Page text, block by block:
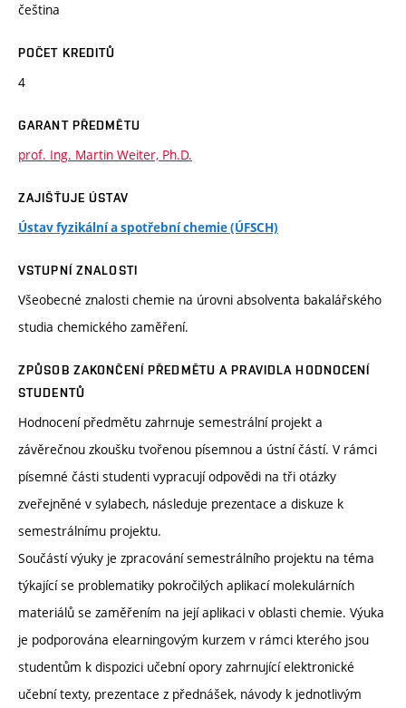
čeština
POČET KREDITŮ
4
GARANT PŘEDMĚTU
prof. Ing. Martin Weiter, Ph.D.
ZAJIŠŤUJE ÚSTAV
Ústav fyzikální a spotřební chemie (ÚFSCH)
VSTUPNÍ ZNALOSTI
Všeobecné znalosti chemie na úrovni absolventa bakalářského
studia chemického zaměření.
ZPŮSOB ZAKONČENÍ PŘEDMĚTU A PRAVIDLA HODNOCENÍ
STUDENTŮ
Hodnocení předmětu zahrnuje semestrální projekt a
závěrečnou zkoušku tvořenou písemnou a ústní částí. V rámci
písemné části studenti vypracují odpovědi na tři otázky
zveřejněné v sylabech, následuje prezentace a diskuze k
semestrálnímu projektu.
Součástí výuky je zpracování semestrálního projektu na téma
týkající se problematiky pokročilých aplikací molekulárních
materiálů se zaměřením na její aplikaci v oblasti chemie. Výuka
je podporována elearningovým kurzem v rámci kterého jsou
studentům k dispozici učební opory zahrnující elektronické
učební texty, prezentace z přednášek, návody k jednotlivým